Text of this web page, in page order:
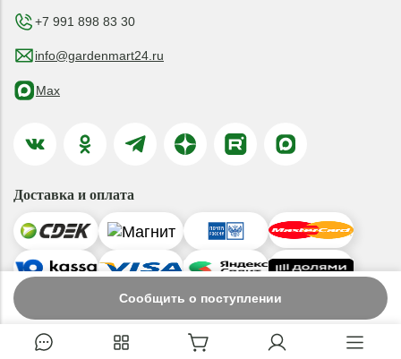
Сообщить о поступлении
+7 991 898 83 30
info@gardenmart24.ru
Max
Доставка и оплата
© 2019-2026 ООО «ГАРДЕНМАРТ24»